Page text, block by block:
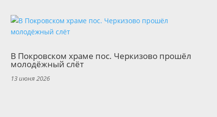
В Покровском храме пос. Черкизово прошёл
молодёжный слёт
13 июня 2026